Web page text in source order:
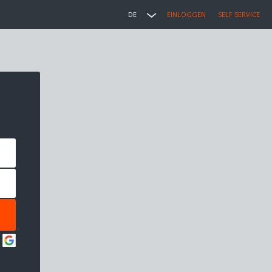
DE EINLOGGEN SELF SERVICE